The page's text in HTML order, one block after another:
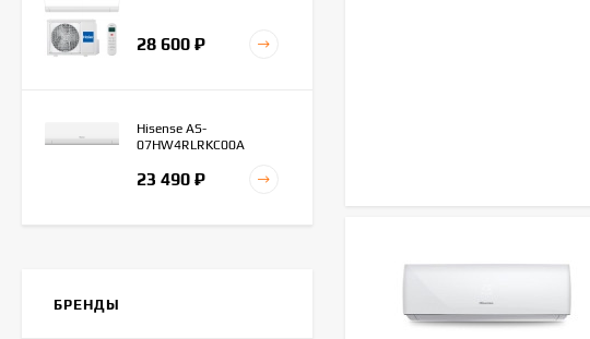
28 600 ₽
Hisense AS-
07HW4RLRKC00A
23 490 ₽
БРЕНДЫ